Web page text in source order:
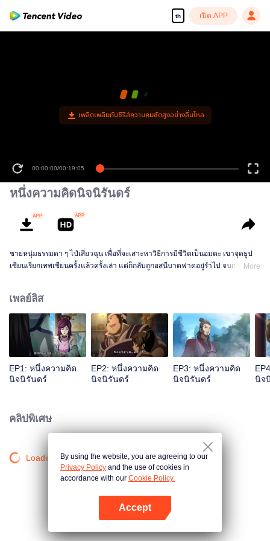
th เปิด APP
เพลิดเพลินกับซีรีส์ความคมชัดสูงอย่างลื่นไหล
00:00:00/00:19:05
หนึ่งความคิดนิจนิรันดร์
ชายหนุ่มธรรมดา ๆ ไป๋เสี่ยวฉุน เพื่อที่จะเสาะหาวิธีการมีชีวิตเป็นอมตะ เขาจุดธูป
เซียนเรียกเทพเซียนครั้งแล้วครั้งเล่า แต่ก็กลับถูกอสนีบาตฟาดอยู่ร่ำไป จนกระทั่งMore
เพลย์ลิส
EP1: หนึ่งความคิด
นิจนิรันดร์
EP2: หนึ่งความคิด
นิจนิรันดร์
EP3: หนึ่งความคิด
นิจนิรันดร์
นิจ
คลิปพิเศษ
Loading…By using the website, you are agreeing to our
Privacy Policy and the use of cookies in
accordance with our Cookie Policy.
Accept